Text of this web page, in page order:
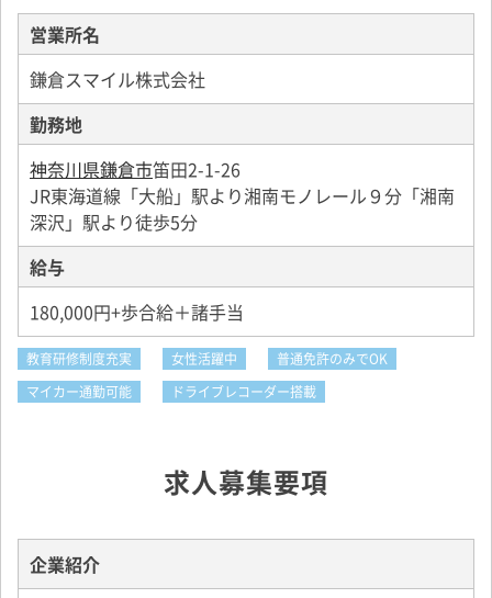
営業所名
鎌倉スマイル株式会社
勤務地
神奈川県鎌倉市笛田2-1-26
JR東海道線「大船」駅より湘南モノレール９分「湘南
深沢」駅より徒歩5分
給与
180,000円+歩合給＋諸手当
教育研修制度充実 女性活躍中
普通免許のみでOK
マイカー通勤可能
ドライブレコーダー搭載
求人募集要項
企業紹介